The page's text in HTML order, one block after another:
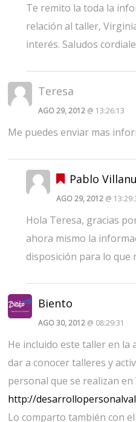
Te remito la toda la
relación al taller,
interés. Saludos
Teresa
AGO 29, 2012 @ 13:26:13
Me puedes enviar mas
Pablo
AGO 29, 2012 @
Hola Teresa, gracias
ahora mismo la
disposición para lo que
Biento
AGO 30, 2012 @ 08:29:31
He incluido este taller en la
dar a conocer talleres y
personal que se realizan en
http://
Lo comparto también con